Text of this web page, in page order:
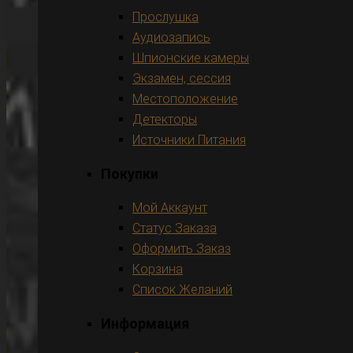
Прослушка
Аудиозапись
Шпионские камеры
Экзамен, сессия
Местоположение
Детекторы
Источники Питания
Мой Аккаунт
Статус Заказа
Оформить Заказ
Корзина
Список Желаний